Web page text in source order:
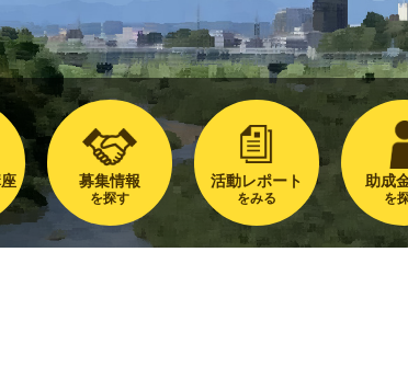
募集情報
を探す
活動レポート
をみる
助成
を